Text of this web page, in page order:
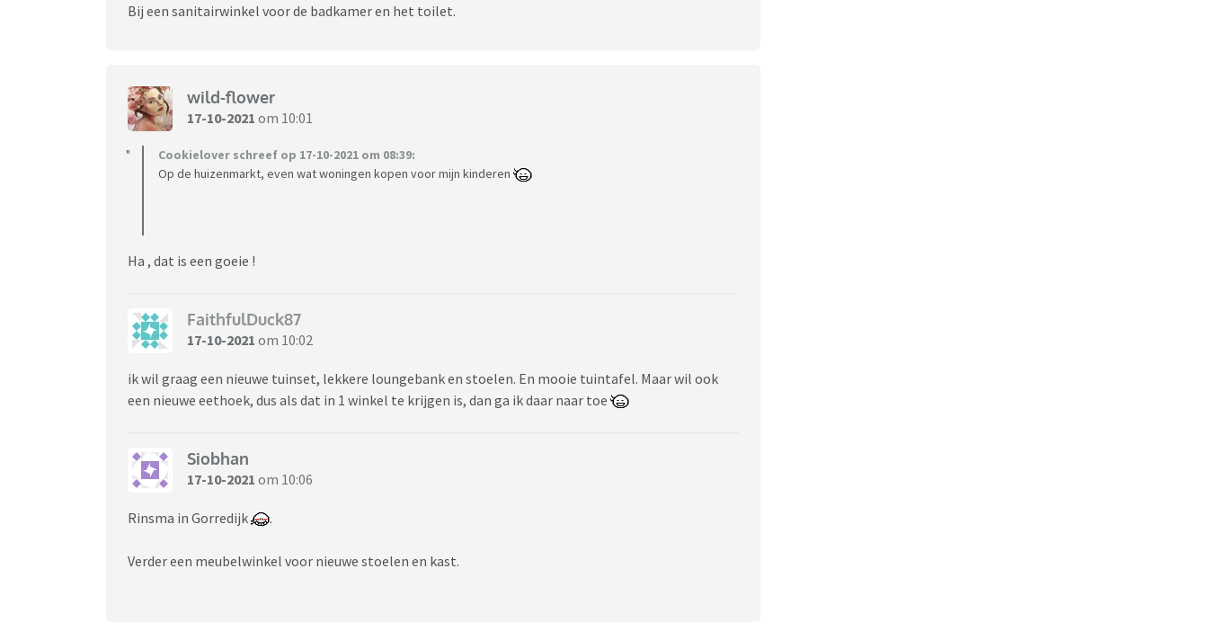
Bij een sanitairwinkel voor de badkamer en het toilet.
wild-flower
17-10-2021 om 10:01
Cookielover schreef op 17-10-2021 om 08:39:
Op de huizenmarkt, even wat woningen kopen voor mijn kinderen
Ha , dat is een goeie !
FaithfulDuck87
17-10-2021 om 10:02
ik wil graag een nieuwe tuinset, lekkere loungebank en stoelen. En mooie tuintafel. Maar wil ook
een nieuwe eethoek, dus als dat in 1 winkel te krijgen is, dan ga ik daar naar toe
Siobhan
17-10-2021 om 10:06
Rinsma in Gorredijk .
Verder een meubelwinkel voor nieuwe stoelen en kast.